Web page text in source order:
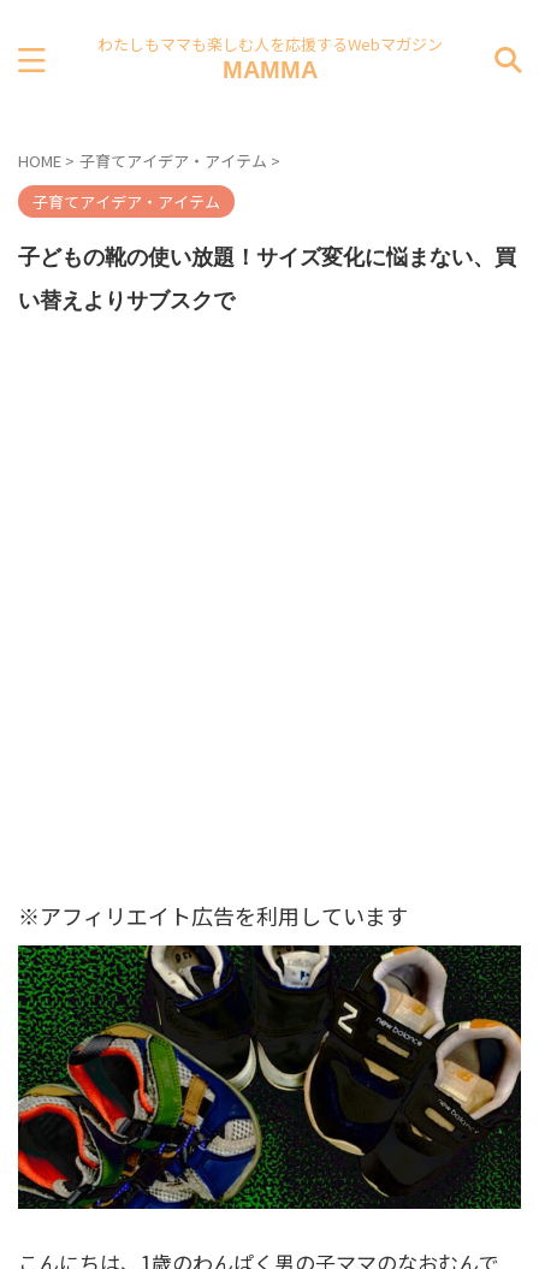
わたしもママも楽しむ人を応援するWebマガジン
MAMMA
HOME > 子育てアイデア・アイテム >
子育てアイデア・アイテム
子どもの靴の使い放題！サイズ変化に悩まない、買
い替えよりサブスクで
※アフィリエイト広告を利用しています
こんにちは、1歳のわんぱく男の子ママのなおむんで